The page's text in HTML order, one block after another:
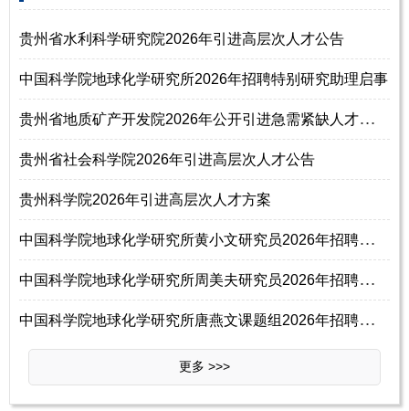
贵州省水利科学研究院2026年引进高层次人才公告
中国科学院地球化学研究所2026年招聘特别研究助理启事
贵
州省地质矿产开发院2026年公开引进急需紧缺人才工作方案
贵州省社会科学院2026年引进高层次人才公告
贵州科学院2026年引进高层次人才方案
中
国科学院地球化学研究所黄小文研究员2026年招聘特别研究助理启事
中
国科学院地球化学研究所周美夫研究员2026年招聘特别研究助理启事
中
国科学院地球化学研究所唐燕文课题组2026年招聘特别研究助理启事
更多 >>>